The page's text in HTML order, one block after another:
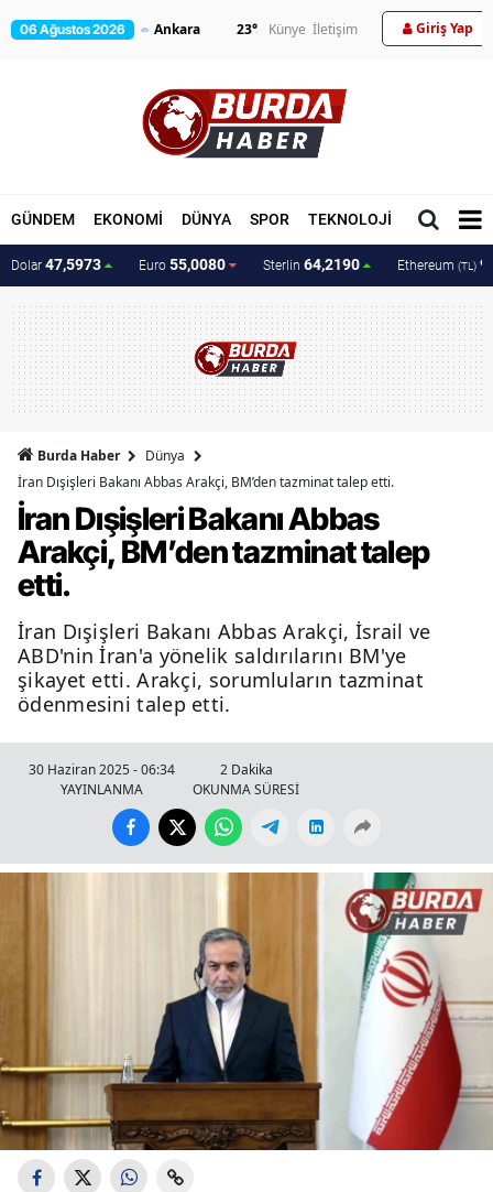
06 Ağustos 2026 23° Künye İletişim Giriş Yap
GÜNDEM EKONOMİ DÜNYA SPOR TEKNOLOJİ MAGAZİN
Dolar 47,5973 Euro 55,0080 Sterlin 64,2190 Ethereum (TL)
Burda Haber
Dünya
İran Dışişleri Bakanı Abbas Arakçi, BM’den tazminat talep etti.
İran Dışişleri Bakanı Abbas
Arakçi, BM’den tazminat talep
etti.
İran Dışişleri Bakanı Abbas Arakçi, İsrail ve
ABD'nin İran'a yönelik saldırılarını BM'ye
şikayet etti. Arakçi, sorumluların tazminat
ödenmesini talep etti.
30 Haziran 2025 - 06:34
YAYINLANMA
2 Dakika
OKUNMA SÜRESİ